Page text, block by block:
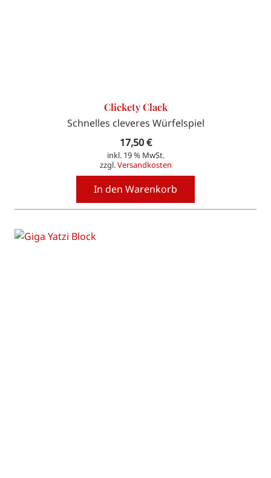
Clickety Clack
Schnelles cleveres Würfelspiel
17,50€
inkl. 19 % MwSt.
zzgl.Versandkosten
In den Warenkorb